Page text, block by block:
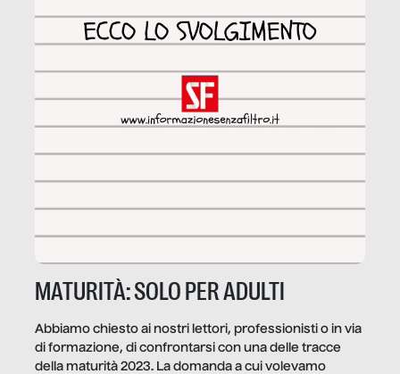
MATURITÀ: SOLO PER ADULTI
Abbiamo chiesto ai nostri lettori, professionisti o in via
di formazione, di confrontarsi con una delle tracce
della maturità 2023. La domanda a cui volevamo